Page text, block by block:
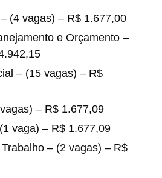
(4 vagas) – R$ 1.677,00
e Orçamento –
– (15 vagas) – R$
– R$ 1.677,09
vaga) – R$ 1.677,09
– (2 vagas) – R$